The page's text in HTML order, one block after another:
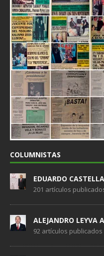
COLUMNISTAS
EDUARDO
201 artículos
ALEJANDRO LEYVA
92 artículos publicados